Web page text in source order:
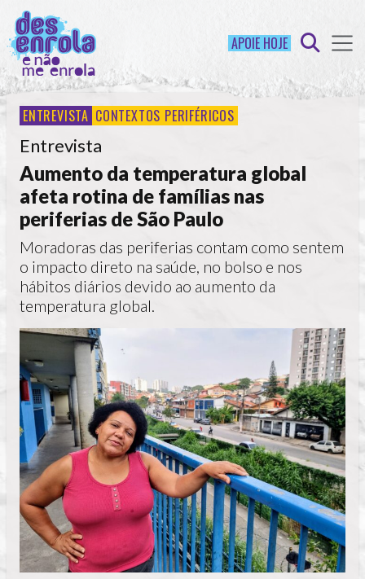
APOIE HOJE
ENTREVISTA CONTEXTOS PERIFÉRICOS
Entrevista
Aumento da temperatura global
afeta rotina de famílias nas
periferias de São Paulo
Moradoras das periferias contam como sentem
o impacto direto na saúde, no bolso e nos
hábitos diários devido ao aumento da
temperatura global.